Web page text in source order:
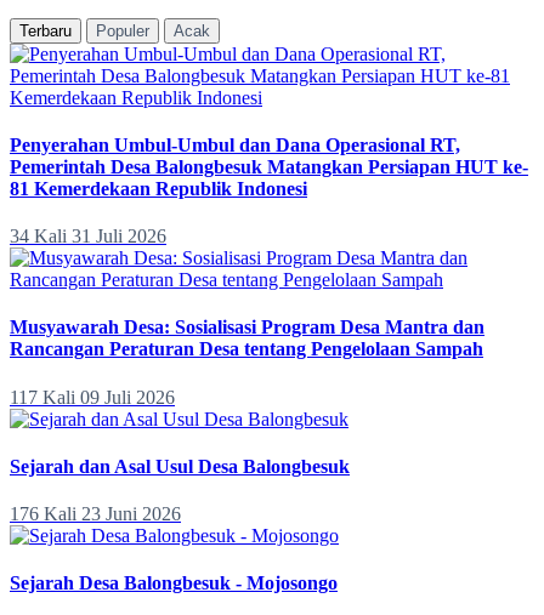
Terbaru Populer Acak
Penyerahan Umbul-Umbul dan Dana Operasional RT,
Pemerintah Desa Balongbesuk Matangkan Persiapan HUT ke-
81 Kemerdekaan Republik Indonesi
34 Kali 31 Juli 2026
Musyawarah Desa: Sosialisasi Program Desa Mantra dan
Rancangan Peraturan Desa tentang Pengelolaan Sampah
117 Kali 09 Juli 2026
Sejarah dan Asal Usul Desa Balongbesuk
176 Kali 23 Juni 2026
Sejarah Desa Balongbesuk - Mojosongo